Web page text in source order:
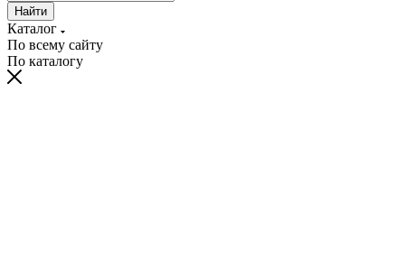
Найти
Каталог
По всему сайту
По каталогу